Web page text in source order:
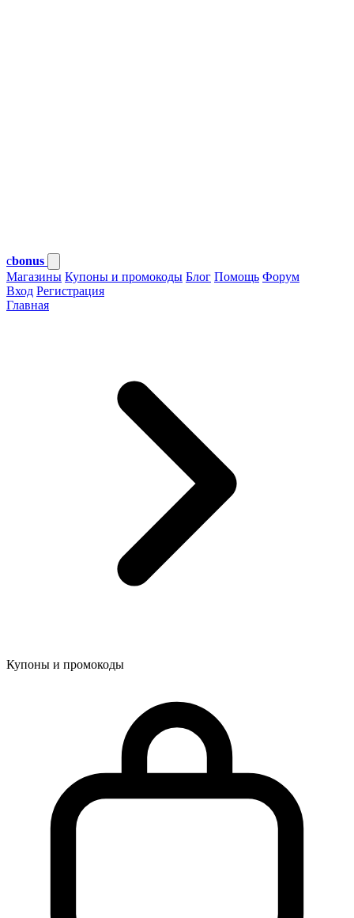
cbonus
Магазины Купоны и промокоды Блог Помощь Форум
Вход Регистрация
Главная
Купоны и промокоды